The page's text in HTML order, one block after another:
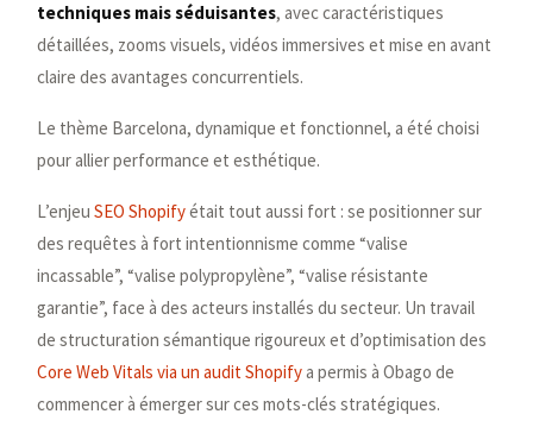
techniques mais séduisantes, avec caractéristiques
détaillées, zooms visuels, vidéos immersives et mise en avant
claire des avantages concurrentiels.
Le thème Barcelona, dynamique et fonctionnel, a été choisi
pour allier performance et esthétique.
L’enjeu SEO Shopifyétait tout aussi fort : se positionner sur
des requêtes à fort intentionnisme comme “valise
incassable”, “valise polypropylène”, “valise résistante
garantie”, face à des acteurs installés du secteur. Un travail
de structuration sémantique rigoureux et d’optimisation des
Core Web Vitals via un audit Shopifya permis à Obago de
commencer à émerger sur ces mots-clés stratégiques.